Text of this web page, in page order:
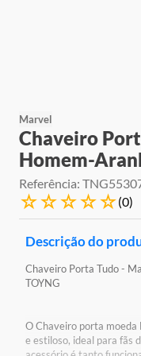
Marvel
Chaveiro
Homem-
Referência:
☆☆☆☆☆(0)
Descrição do
Chaveiro Porta Tudo -
TOYNG
O Chaveiro porta moeda
e estiloso, ideal para fãs